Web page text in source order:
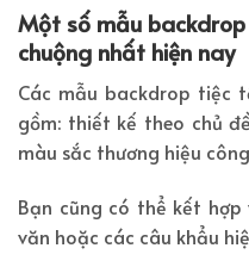
Một số mẫu
chuộng nhất hiện nay
Các mẫu backdrop tiệc
gồm: thiết kế theo chủ
màu sắc thương hiệu
Bạn cũng có thể kết
văn hoặc các câu khẩu